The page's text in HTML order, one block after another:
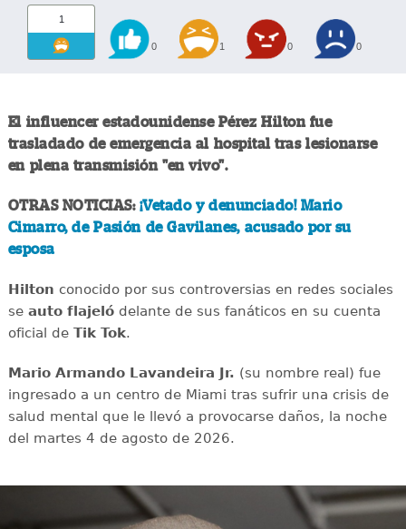
1
0 1 0 0
El influencer estadounidense Pérez Hilton fue
trasladado de emergencia al hospital tras lesionarse
en plena transmisión "en vivo".
OTRAS NOTICIAS: ¡Vetado y denunciado! Mario
Cimarro, de Pasión de Gavilanes, acusado por su
esposa
Hilton conocido por sus controversias en redes sociales
seauto flajelódelante de sus fanáticos en su cuenta
oficial deTik Tok.
Mario Armando Lavandeira Jr. (su nombre real) fue
ingresado a un centro de Miami tras sufrir una crisis de
salud mental que le llevó a provocarse daños, la noche
del martes 4 de agosto de 2026.